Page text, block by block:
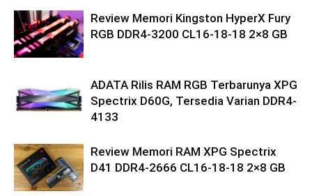
Review Memori Kingston HyperX Fury
RGB DDR4-3200 CL16-18-18 2×8 GB
ADATA Rilis RAM RGB Terbarunya XPG
Spectrix D60G, Tersedia Varian DDR4-
4133
Review Memori RAM XPG Spectrix
D41 DDR4-2666 CL16-18-18 2×8 GB